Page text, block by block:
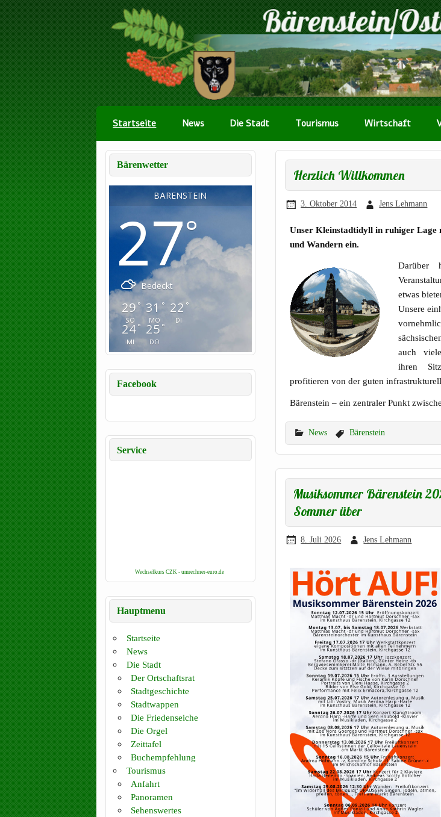
Startseite News Die Stadt Tourismus Wirtschaft
Herzlich Willkommen
3. Oktober 2014 Jens Lehmann
Unser Kleinstadtidyll in ruhiger Lage
und Wandern ein.
Darüber
etwas
Unsere
auch
ihren
profitieren von der guten
Bärenstein – ein zentraler Punkt
News Bärenstein
Musiksommer Bärenstein
Sommer über
8. Juli 2026 Jens Lehmann
Bärenwetter
BÄRENSTEIN
27°
Bedeckt
29 °
SO
31 °
MO
22 °
DI
24°
MI
25 °
DO
Facebook
Service
Wechselkurs CZK - umrechner-euro.de
Hauptmenu
Startseite
News
Die Stadt
Der Ortschaftsrat
Stadtgeschichte
Stadtwappen
Die Friedenseiche
Die Orgel
Zeittafel
Buchempfehlung
Tourismus
Anfahrt
Panoramen
Sehenswertes